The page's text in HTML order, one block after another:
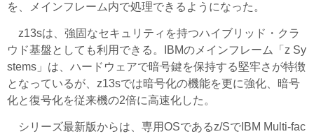
を、メインフレーム内で処理できるようになった。
z13sは、強固なセキュリティを持つハイブリッド・クラ
ウド基盤としても利用できる。IBMのメインフレーム「z Sy
stems」は、ハードウェアで暗号鍵を保持する堅牢さが特徴
となっているが、z13sでは暗号化の機能を更に強化、暗号
化と復号化を従来機の2倍に高速化した。
シリーズ最新版からは、専用OSであるz/SでIBM Multi-fac